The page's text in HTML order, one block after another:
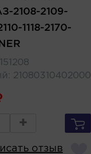
2108-2109-
1118-2170-
: 21080310402000
+
отзыв